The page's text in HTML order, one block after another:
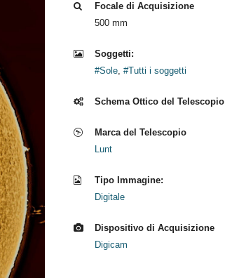
Focale di Acquisizione
500 mm
Soggetti:
#Sole, #Tutti i soggetti
Schema Ottico del Telescopio
Marca del Telescopio
Lunt
Tipo Immagine:
Digitale
Dispositivo di Acquisizione
Digicam